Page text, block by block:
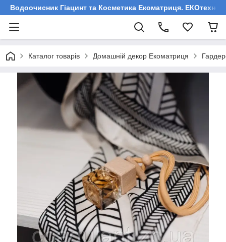
Водоочисник Гіацинт та Косметика Екоматриця.
Каталог товарів Домашній декор Екоматриця